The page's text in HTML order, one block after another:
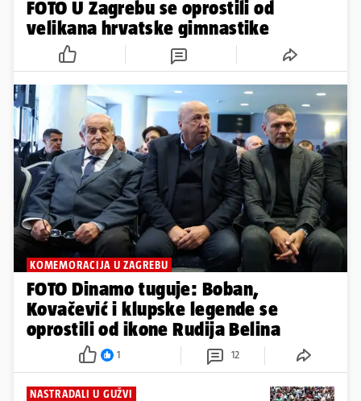
FOTO U Zagrebu se oprostili od
velikana hrvatske gimnastike
KOMEMORACIJA U ZAGREBU
FOTO Dinamo tuguje: Boban,
Kovačević i klupske legende se
oprostili od ikone Rudija Belina
1 12
NASTRADALI U GUŽVI